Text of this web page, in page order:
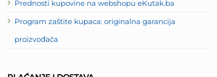
Prednosti kupovine na webshopu eKutak.ba
Program zaštite kupaca: originalna garancija
proizvođača